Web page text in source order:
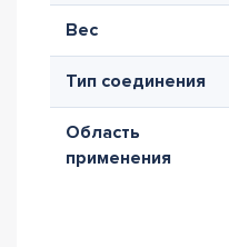
Вес
Тип соединения
Область
применения